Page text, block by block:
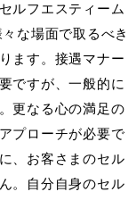
ルフエスティーム
な場面で取るべき
ます。接遇マナー
ですが、一般的に
更なる心の満足の
プローチが必要で
、お客さまのセル
。自分自身のセル